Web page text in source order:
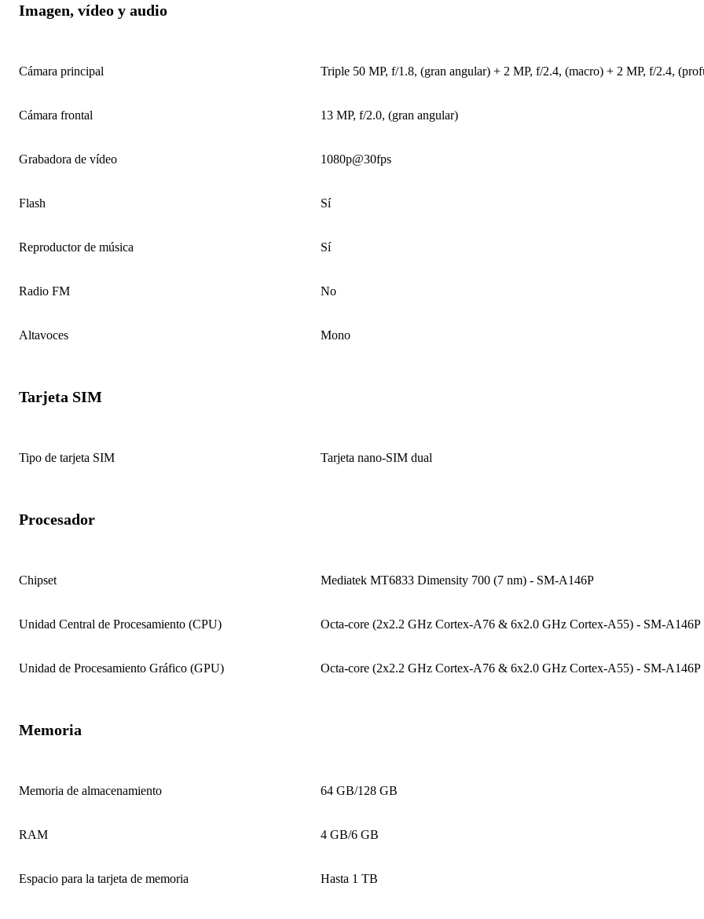
Imagen, vídeo y audio
Cámara principal Triple 50 MP, f/1.8, (gran angular) + 2 MP, f/2.4, (macro) + 2 MP, f/2.4,
Cámara frontal 13 MP, f/2.0, (gran angular)
Grabadora de vídeo 1080p@30fps
Flash Sí
Reproductor de música Sí
Radio FM No
Altavoces Mono
Tarjeta SIM
Tipo de tarjeta SIM Tarjeta nano-SIM dual
Procesador
Chipset Mediatek MT6833 Dimensity 700 (7 nm) - SM-A146P
Unidad Central de Procesamiento (CPU) Octa-core (2x2.2 GHz Cortex-A76 & 6x2.0 GHz Cortex-A55) - SM-A146P
Unidad de Procesamiento Gráfico (GPU) Octa-core (2x2.2 GHz Cortex-A76 & 6x2.0 GHz Cortex-A55) - SM-A146P
Memoria
Memoria de almacenamiento 64 GB/128 GB
RAM 4 GB/6 GB
Espacio para la tarjeta de memoria Hasta 1 TB